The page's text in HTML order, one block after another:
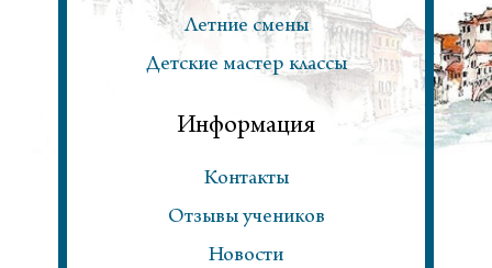
Летние смены
Детские мастер классы
Информация
Контакты
Отзывы учеников
Новости